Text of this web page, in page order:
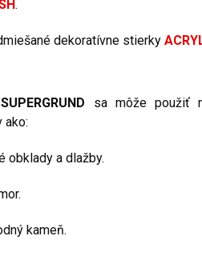
.
dekoratívne stierky
sa môže použiť
ako:
obklady a dlažby.
kameň.